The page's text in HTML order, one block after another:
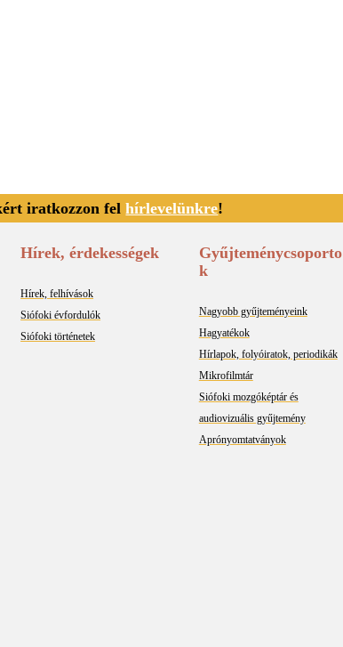
iratkozzon felhírlevelünkre!
Hírek, érdekességek
Hírek, felhívások
Siófoki évfordulók
Siófoki történetek
Gyűjteménycsoporto
k
Nagyobb gyűjteményeink
Hagyatékok
Hírlapok, folyóiratok, periodikák
Mikrofilmtár
Siófoki mozgóképtár és
audiovizuális gyűjtemény
Aprónyomtatványok